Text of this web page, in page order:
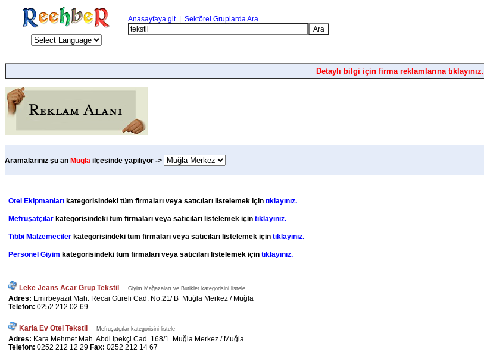
Anasayfaya git| Sektörel Gruplarda Ara
Detaylı bilgi için firma reklamlarına tıklayınız.
Aramalarınız şu an Mugla ilçesinde yapılıyor ->
Otel Ekipmanları kategorisindeki tüm firmaları veya satıcıları listelemek için tıklayınız.
Mefruşatçılar kategorisindeki tüm firmaları veya satıcıları listelemek için tıklayınız.
Tıbbi Malzemeciler kategorisindeki tüm firmaları veya satıcıları listelemek için tıklayınız.
Personel Giyim kategorisindeki tüm firmaları veya satıcıları listelemek için tıklayınız.
Leke Jeans Acar Grup Tekstil Giyim Mağazaları ve Butikler kategorisini listele
Adres: Emirbeyazıt Mah. Recai Güreli Cad. No:21/ B Muğla Merkez / Muğla
Telefon: 0252 212 02 69
Karia Ev Otel Tekstil Mefruşatçılar kategorisini listele
Adres: Kara Mehmet Mah. Abdi İpekçi Cad. 168/1 Muğla Merkez / Muğla
Telefon: 0252 212 12 29 Fax: 0252 212 14 67